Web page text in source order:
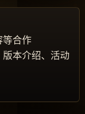
等合作
版本介绍、活动